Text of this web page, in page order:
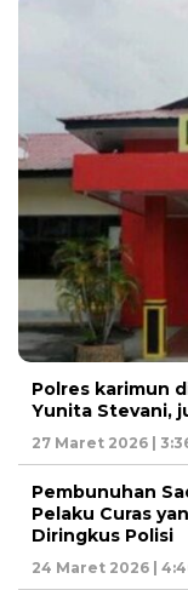
Polres karimun
Yunita Stevani,
27 Maret 2026 |
Pembunuhan
Pelaku Curas
Diringkus Polisi
24 Maret 2026 |